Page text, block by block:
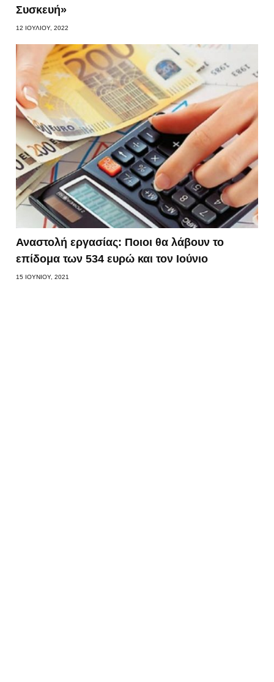
Συσκευή»
12 ΙΟΥΛΊΟΥ, 2022
Αναστολή εργασίας: Ποιοι θα λάβουν το
επίδομα των 534 ευρώ και τον Ιούνιο
15 ΙΟΥΝΊΟΥ, 2021